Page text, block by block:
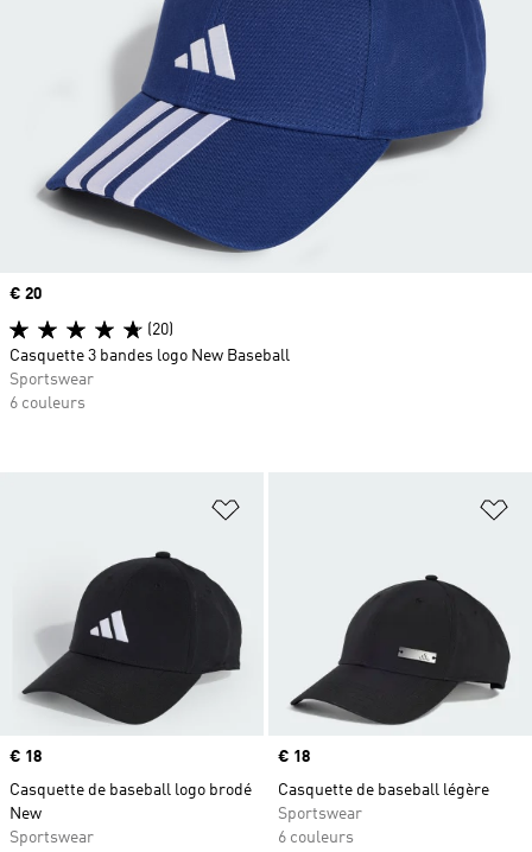
Ajouter à la Liste de produits
Prix
€ 18
Casquette de baseball logo brodé
New
Sportswear
Prix
€ 18
Casquette de baseball légère
Sportswear
6 couleurs
Prix
€ 20
(20)
Casquette 3 bandes logo New Baseball
Sportswear
6 couleurs